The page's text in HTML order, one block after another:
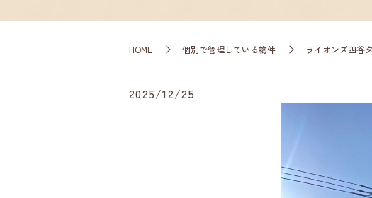
HOME 個別で管理している物件 ライオンズ四谷
2025/12/25